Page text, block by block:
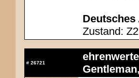
Deutsches
Zustand: Z2
# 26721